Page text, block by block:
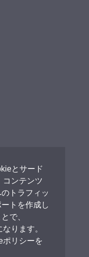
とサード
コンテンツ
トラフィッ
トを作成し
で、
ります。
ポリシーを